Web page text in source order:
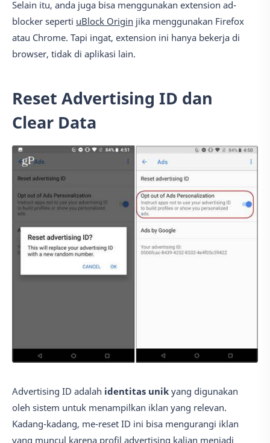
Selain itu, anda juga bisa menggunakan extension ad-
blocker seperti uBlock Origin jika menggunakan Firefox
atau Chrome. Tapi ingat, extension ini hanya bekerja di
browser, tidak di aplikasi lain.
Reset Advertising ID dan
Clear Data
Advertising ID adalah identitas unik yang digunakan
oleh sistem untuk menampilkan iklan yang relevan.
Kadang-kadang, me-reset ID ini bisa mengurangi iklan
yang muncul karena profil advertising kalian menjadi